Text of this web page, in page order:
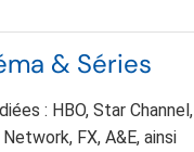
& Séries
: HBO, Star Channel,
FX, A&E, ainsi